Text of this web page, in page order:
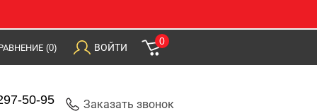
(0) ВОЙТИ
0
50-95
Заказать звонок